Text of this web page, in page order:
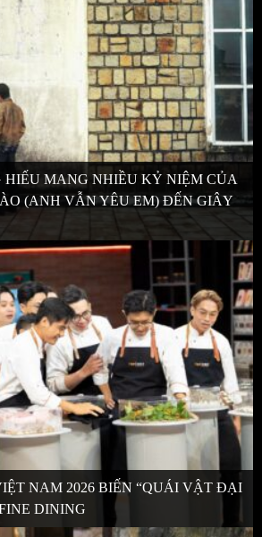
HIẾU MANG NHIỀU KỶ NIỆM CỦA
(ANH VẪN YÊU EM) ĐẾN GIÂY
NAM 2026 BIẾN “QUÁI VẬT ĐẠI
DINING